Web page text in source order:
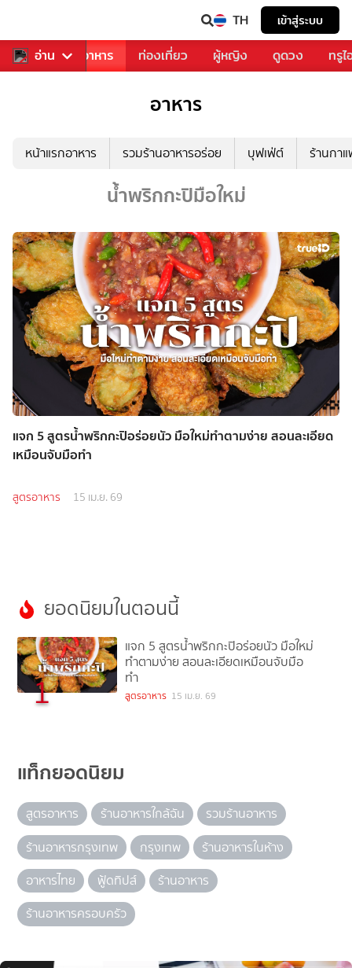
TH เข้าสู่ระบบ
อ่าน
การเพลง อาหาร ท่องเที่ยว ผู้หญิง ดูดวง ทรู
อาหาร
หน้าแรกอาหาร รวมร้านอาหารอร่อย บุฟเฟ่ต์ ร้านกา
น้ำพริกกะปิมือใหม่
แจก 5 สูตรน้ำพริกกะปิอร่อยนัว มือใหม่ทำตามง่าย สอนละเอียด
เหมือนจับมือทำ
สูตรอาหาร 15 เม.ย. 69
ยอดนิยมในตอนนี้
1
แจก 5 สูตรน้ำพริกกะปิอร่อยนัว มือใหม่
ทำตามง่าย สอนละเอียดเหมือนจับมือ
ทำ
สูตรอาหาร 15 เม.ย. 69
แท็กยอดนิยม
สูตรอาหาร ร้านอาหารใกล้ฉัน
รวมร้านอาหาร
ร้านอาหารกรุงเทพ
กรุงเทพ
ร้านอาหารในห้าง
อาหารไทย
ฟู้ดทิปส์
ร้านอาหาร
ร้านอาหารครอบครัว